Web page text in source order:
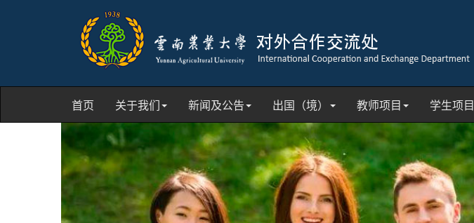
首页 关于我们 新闻及公告 出国（境） 教师项目 学生项目